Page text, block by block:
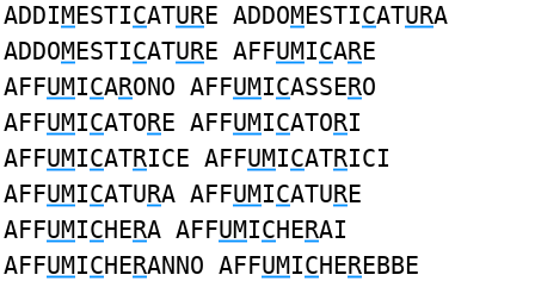
ADDIMESTICATURE ADDOMESTICATURA
ADDOMESTICATURE AFFUMICARE
AFFUMICARONO AFFUMICASSERO
AFFUMICATORE AFFUMICATORI
AFFUMICATRICE AFFUMICATRICI
AFFUMICATURA AFFUMICATURE
AFFUMICHERA AFFUMICHERAI
AFFUMICHERANNO AFFUMICHEREBBE